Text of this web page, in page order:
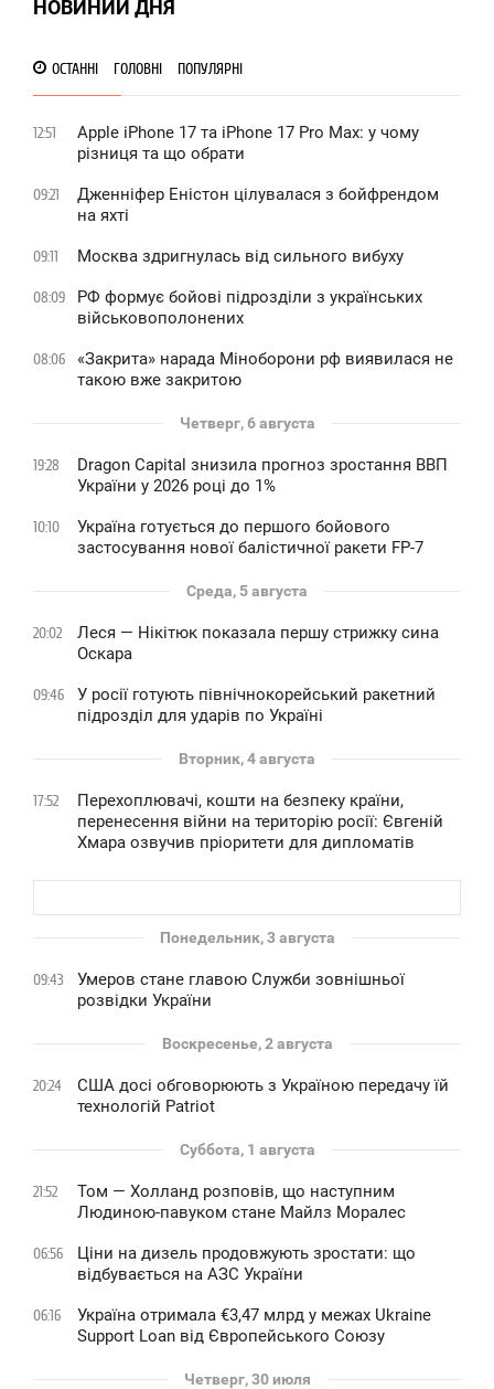
НОВИНИИ ДНЯ
ОСТАННІ ГОЛОВНІ ПОПУЛЯРНІ
12:51
Apple iPhone 17 та iPhone 17 Pro Max: у чому
різниця та що обрати
09:21
Дженніфер Еністон цілувалася з бойфрендом
на яхті
09:11 Москва здригнулась від сильного вибуху
08:09
РФ формує бойові підрозділи з українських
військовополонених
08:06
«Закрита» нарада Міноборони рф виявилася не
такою вже закритою
Четверг, 6 августа
19:28
Dragon Capital знизила прогноз зростання ВВП
України у 2026 році до 1%
10:10
Україна готується до першого бойового
застосування нової балістичної ракети FP-7
Среда, 5 августа
20:02
Леся — Нікітюк показала першу стрижку сина
Оскара
09:46
У росії готують північнокорейський ракетний
підрозділ для ударів по Україні
Вторник, 4 августа
17:52
Перехоплювачі, кошти на безпеку країни,
перенесення війни на територію росії: Євгеній
Хмара озвучив пріоритети для дипломатів
Понедельник, 3 августа
09:43
Умеров стане главою Служби зовнішньої
розвідки України
Воскресенье, 2 августа
20:24
США досі обговорюють з Україною передачу їй
технологій Patriot
Суббота, 1 августа
21:52
Том — Холланд розповів, що наступним
Людиною-павуком стане Майлз Моралес
06:56
Ціни на дизель продовжують зростати: що
відбувається на АЗС України
06:16
Україна отримала €3,47 млрд у межах Ukraine
Support Loan від Європейського Союзу
Четверг, 30 июля